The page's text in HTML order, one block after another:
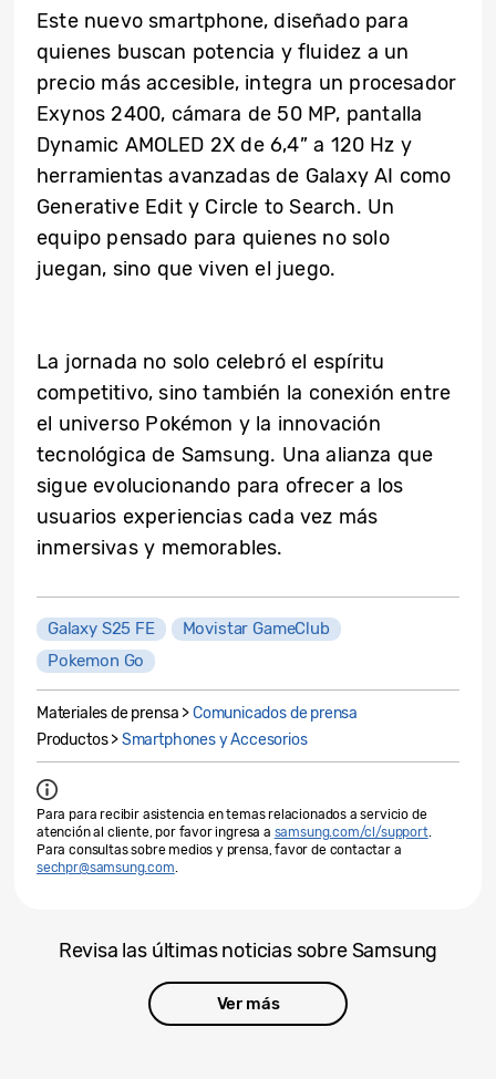
Este nuevo smartphone, diseñado para
quienes buscan potencia y fluidez a un
precio más accesible, integra un procesador
Exynos 2400, cámara de 50 MP, pantalla
Dynamic AMOLED 2X de 6,4” a 120 Hz y
herramientas avanzadas de Galaxy AI como
Generative Edit y Circle to Search. Un
equipo pensado para quienes no solo
juegan, sino que viven el juego.
La jornada no solo celebró el espíritu
competitivo, sino también la conexión entre
el universo Pokémon y la innovación
tecnológica de Samsung. Una alianza que
sigue evolucionando para ofrecer a los
usuarios experiencias cada vez más
inmersivas y memorables.
Galaxy S25 FE
Movistar GameClub
Pokemon Go
Materiales de prensa >Comunicados de prensa
Productos >Smartphones y Accesorios
Para para recibir asistencia en temas relacionados a servicio de
atención al cliente, por favor ingresa a samsung.com/cl/support.
Para consultas sobre medios y prensa, favor de contactar a
sechpr@samsung.com.
Revisa las últimas noticias sobre Samsung
Ver más